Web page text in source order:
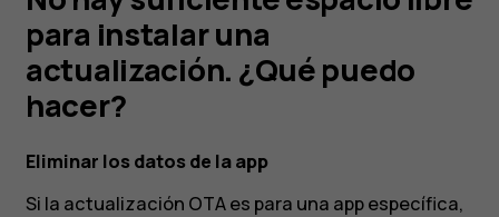
¿Qué
puedo
hacer?
para instalar una
actualización. ¿Qué puedo
hacer?
Eliminar los datos de la app
Si la actualización OTA es para una app específica,